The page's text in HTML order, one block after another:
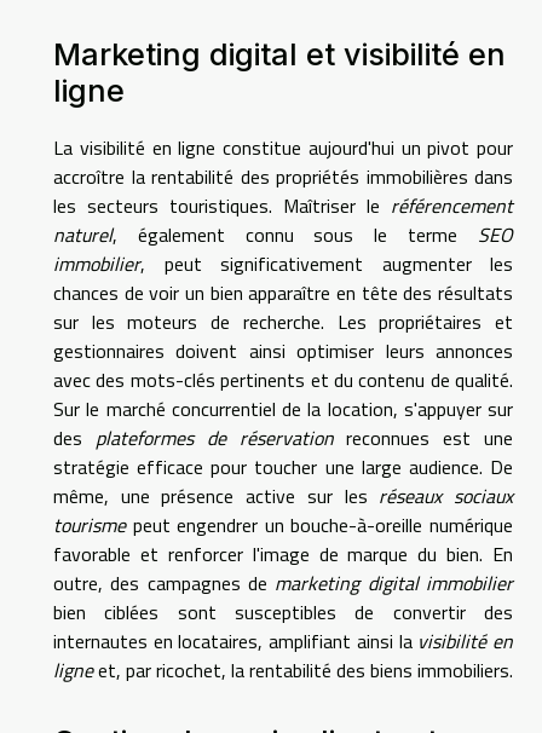
Marketing digital et visibilité en
ligne
La visibilité en ligne constitue aujourd'hui un pivot pour
accroître la rentabilité des propriétés immobilières dans
les secteurs touristiques. Maîtriser le référencement
naturel, également connu sous le terme SEO
immobilier, peut significativement augmenter les
chances de voir un bien apparaître en tête des résultats
sur les moteurs de recherche. Les propriétaires et
gestionnaires doivent ainsi optimiser leurs annonces
avec des mots-clés pertinents et du contenu de qualité.
Sur le marché concurrentiel de la location, s'appuyer sur
des plateformes de réservationreconnues est une
stratégie efficace pour toucher une large audience. De
même, une présence active sur les réseaux sociaux
tourismepeut engendrer un bouche-à-oreille numérique
favorable et renforcer l'image de marque du bien. En
outre, des campagnes de marketing digital immobilier
bien ciblées sont susceptibles de convertir des
internautes en locataires, amplifiant ainsi la visibilité en
ligneet, par ricochet, la rentabilité des biens immobiliers.